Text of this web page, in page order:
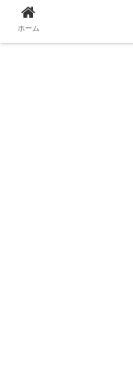
ホーム